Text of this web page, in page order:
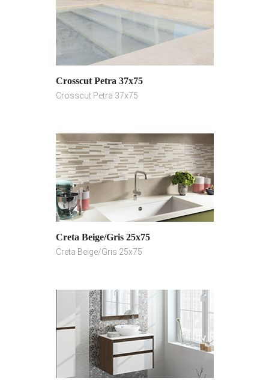
Crosscut Petra 37x75
Crosscut Petra 37x75
Creta Beige/Gris 25x75
Creta Beige/Gris 25x75